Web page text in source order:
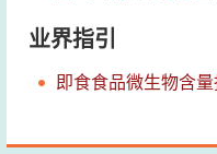
业界指引
即食食品微生物含量